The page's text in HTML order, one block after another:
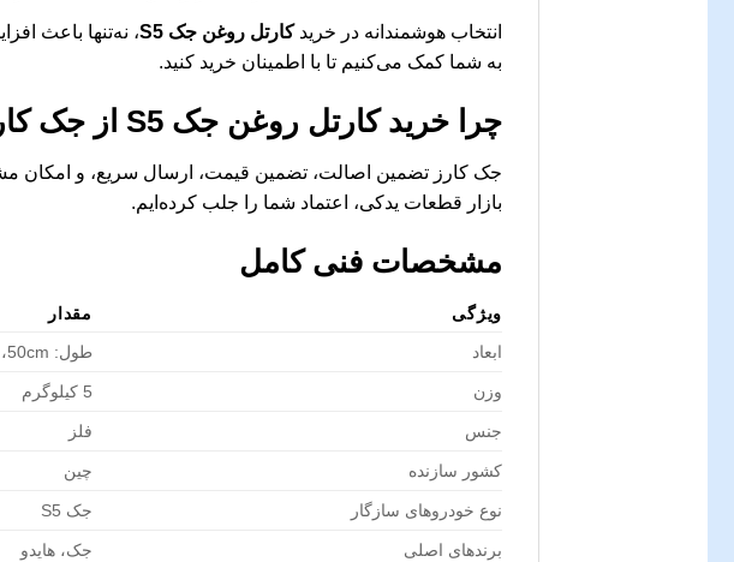
انتخاب هوشمندانه در خریدکارتل روغن جک S5
، نه‌تنها باعث
به شما کمک می‌کنیم تا با اطمینان خرید کنید.
چرا خریدکارتل روغن جک S5 از جک
جک کارز تضمین اصالت، تضمین قیمت، ارسال سریع، و امکان
بازار قطعات یدکی، اعتماد شما را جلب کرده‌ایم.
مشخصات فنی کامل
ویژگی
مقدار
ابعاد
طول: 50cm، عرض: 30cm، ارتفاع: 20cm
وزن 5 کیلوگرم
جنس فلز
کشور سازنده چین
نوع خودروهای سازگار جک S5
برندهای اصلی جک، هایدو